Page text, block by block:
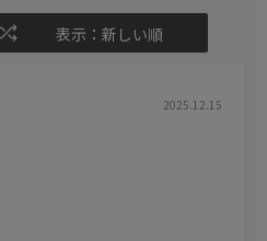
表示：新しい順
2025.12.15